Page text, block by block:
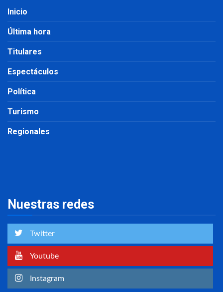
Inicio
Última hora
Titulares
Espectáculos
Política
Turismo
Regionales
Nuestras redes
Twitter
Youtube
Instagram